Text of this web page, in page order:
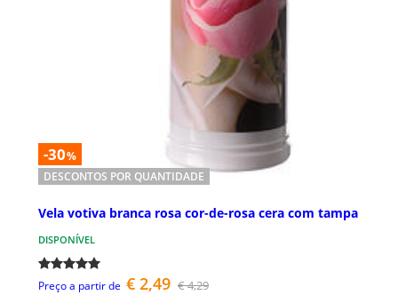
-30%
DESCONTOS POR QUANTIDADE
Vela votiva branca rosa cor-de-rosa cera com tampa
DISPONÍVEL
Preço a partir de € 2,49 € 4,29